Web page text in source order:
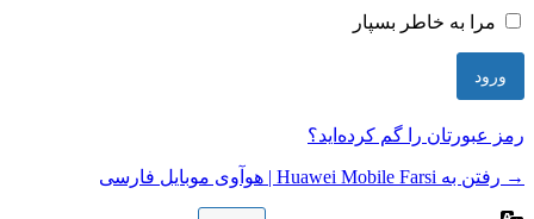
مرا به خاطر بسپار
رمز عبورتان را گم کرده‌اید؟
→ رفتن به Huawei Mobile Farsi | هوآوی موبایل فارسی